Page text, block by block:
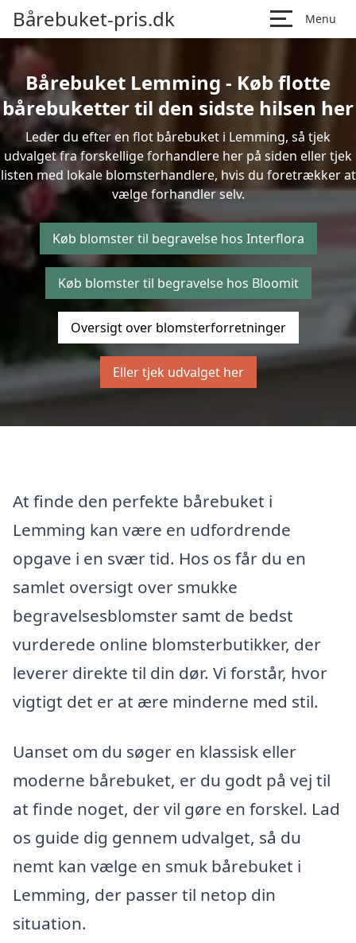
Bårebuket-pris.dk Menu
Bårebuket Lemming - Køb flotte
bårebuketter til den sidste hilsen her
Leder du efter en flot bårebuket i Lemming, så tjek
udvalget fra forskellige forhandlere her på siden eller tjek
listen med lokale blomsterhandlere, hvis du foretrækker at
vælge forhandler selv.
Køb blomster til begravelse hos Interflora
Køb blomster til begravelse hos Bloomit
Oversigt over blomsterforretninger
Eller tjek udvalget her
At finde den perfekte bårebuket i
Lemming kan være en udfordrende
opgave i en svær tid. Hos os får du en
samlet oversigt over smukke
begravelsesblomster samt de bedst
vurderede online blomsterbutikker, der
leverer direkte til din dør. Vi forstår, hvor
vigtigt det er at ære minderne med stil.
Uanset om du søger en klassisk eller
moderne bårebuket, er du godt på vej til
at finde noget, der vil gøre en forskel. Lad
os guide dig gennem udvalget, så du
nemt kan vælge en smuk bårebuket i
Lemming, der passer til netop din
situation.